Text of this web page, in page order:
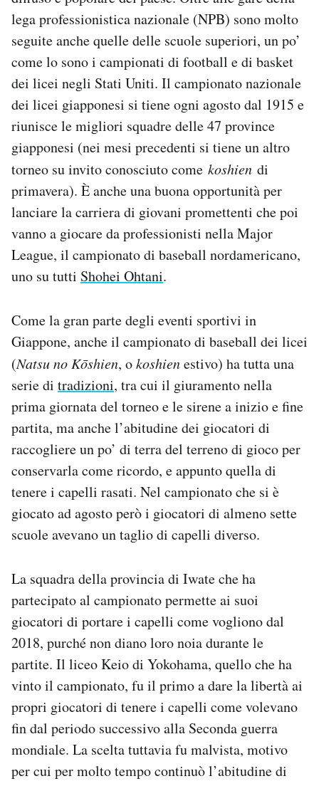
lega professionistica nazionale (NPB) sono molto
seguite anche quelle delle scuole superiori, un po’
come lo sono i campionati di football e di basket
dei licei negli Stati Uniti. Il campionato nazionale
dei licei giapponesi si tiene ogni agosto dal 1915 e
riunisce le migliori squadre delle 47 province
giapponesi (nei mesi precedenti si tiene un altro
torneo su invito conosciuto come koshien di
primavera). È anche una buona opportunità per
lanciare la carriera di giovani promettenti che poi
vanno a giocare da professionisti nella Major
League, il campionato di baseball nordamericano,
uno su tutti Shohei Ohtani.
Come la gran parte degli eventi sportivi in
Giappone, anche il campionato di baseball dei licei
(Natsu no Kōshien, okoshienestivo) ha tutta una
serie di tradizioni, tra cui il giuramento nella
prima giornata del torneo e le sirene a inizio e fine
partita, ma anche l’abitudine dei giocatori di
raccogliere un po’ di terra del terreno di gioco per
conservarla come ricordo, e appunto quella di
tenere i capelli rasati. Nel campionato che si è
giocato ad agosto però i giocatori di almeno sette
scuole avevano un taglio di capelli diverso.
La squadra della provincia di Iwate che ha
partecipato al campionato permette ai suoi
giocatori di portare i capelli come vogliono dal
2018, purché non diano loro noia durante le
partite. Il liceo Keio di Yokohama, quello che ha
vinto il campionato, fu il primo a dare la libertà ai
propri giocatori di tenere i capelli come volevano
fin dal periodo successivo alla Seconda guerra
mondiale. La scelta tuttavia fu malvista, motivo
per cui per molto tempo continuò l’abitudine di